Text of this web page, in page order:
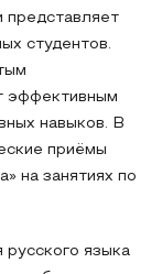
представляет
студентов.
эффективным
навыков. В
приёмы
на занятиях по
языка